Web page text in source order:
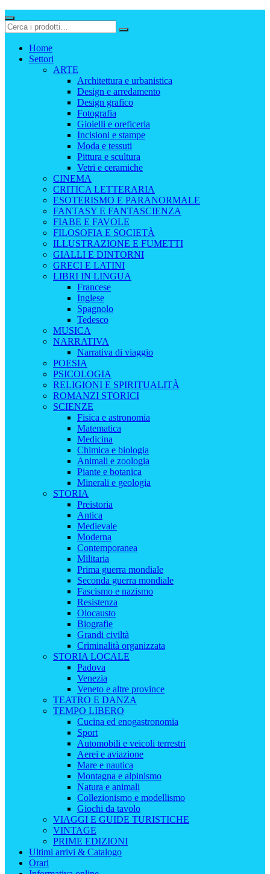
Home
Settori
ARTE
Architettura e urbanistica
Design e arredamento
Design grafico
Fotografia
Gioielli e oreficeria
Incisioni e stampe
Moda e tessuti
Pittura e scultura
Vetri e ceramiche
CINEMA
CRITICA LETTERARIA
ESOTERISMO E PARANORMALE
FANTASY E FANTASCIENZA
FIABE E FAVOLE
FILOSOFIA E SOCIETÀ
ILLUSTRAZIONE E FUMETTI
GIALLI E DINTORNI
GRECI E LATINI
LIBRI IN LINGUA
Francese
Inglese
Spagnolo
Tedesco
MUSICA
NARRATIVA
Narrativa di viaggio
POESIA
PSICOLOGIA
RELIGIONI E SPIRITUALITÀ
ROMANZI STORICI
SCIENZE
Fisica e astronomia
Matematica
Medicina
Chimica e biologia
Animali e zoologia
Piante e botanica
Minerali e geologia
STORIA
Preistoria
Antica
Medievale
Moderna
Contemporanea
Militaria
Prima guerra mondiale
Seconda guerra mondiale
Fascismo e nazismo
Resistenza
Olocausto
Biografie
Grandi civiltà
Criminalità organizzata
STORIA LOCALE
Padova
Venezia
Veneto e altre province
TEATRO E DANZA
TEMPO LIBERO
Cucina ed enogastronomia
Sport
Automobili e veicoli terrestri
Aerei e aviazione
Mare e nautica
Montagna e alpinismo
Natura e animali
Collezionismo e modellismo
Giochi da tavolo
VIAGGI E GUIDE TURISTICHE
VINTAGE
PRIME EDIZIONI
Ultimi arrivi & Catalogo
Orari